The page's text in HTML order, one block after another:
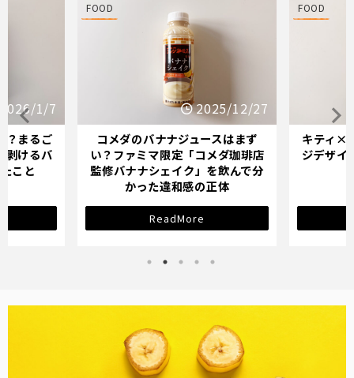
12/27
はまず
ダ珈琲店
んで分
FOOD
2025/12/21
キティ×バナナミルクのパッケー
ジデザインが示す「学び直し」の
サインとは？
ReadMore
FOOD
オイシッ
ている人